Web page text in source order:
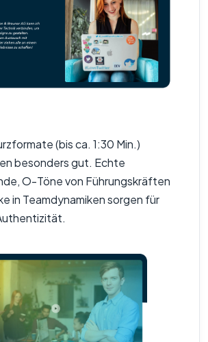
(bis ca. 1:30 Min.)
besonders gut. Echte
O-Töne von Führungskräften
in Teamdynamiken sorgen für